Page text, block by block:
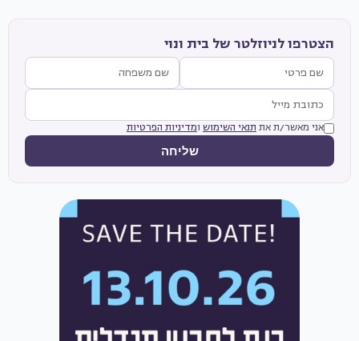
הצטרפו לניוזלטר של בית ונוי
אני מאשר/ת את תנאי השימוש ומדיניות הפרטיות
שליחה